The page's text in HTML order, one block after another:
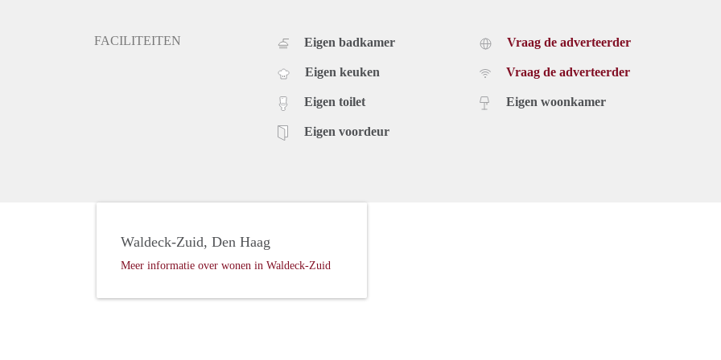
FACILITEITEN Eigen badkamer
Eigen keuken
Eigen toilet
Eigen voordeur
Vraag de adverteerder
Vraag de adverteerder
Eigen woonkamer
Waldeck-Zuid, Den Haag
Meer informatie over wonen in Waldeck-Zuid